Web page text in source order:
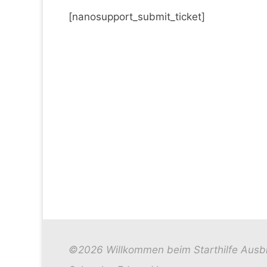
[nanosupport_submit_ticket]
©2026 Willkommen beim Starthilfe